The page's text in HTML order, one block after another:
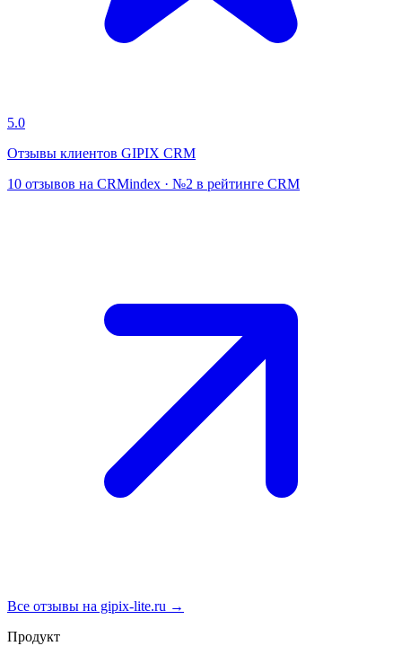
5.0
Отзывы клиентов GIPIX CRM
10 отзывов на CRMindex · №2 в рейтинге CRM
Все отзывы на gipix-lite.ru →
Продукт